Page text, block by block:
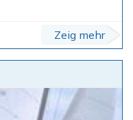
Zeig mehr